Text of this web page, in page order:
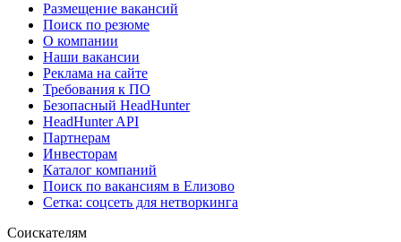
Размещение вакансий
Поиск по резюме
О компании
Наши вакансии
Реклама на сайте
Требования к ПО
Безопасный HeadHunter
HeadHunter API
Партнерам
Инвесторам
Каталог компаний
Поиск по вакансиям в Елизово
Сетка: соцсеть для нетворкинга
Соискателям